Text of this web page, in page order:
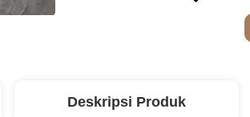
Deskripsi Produk